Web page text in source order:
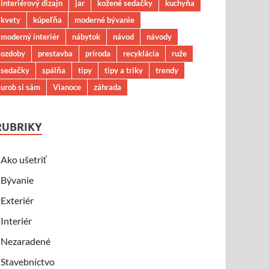
interiérový dizajn jar kožené sedačky
kuchyňa
kvety
kúpeľňa
moderné bývanie
moderný interiér
nábytok návod
návody
ozdoby
prestavba príroda recyklácia
ruže
sedačky
spálňa tipy tipy a triky
trendy
urob si sám
Vianoce záhrada
Ako ušetriť
Bývanie
Exteriér
Interiér
Nezaradené
Stavebníctvo